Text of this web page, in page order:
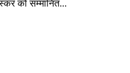
को सम्मानित...